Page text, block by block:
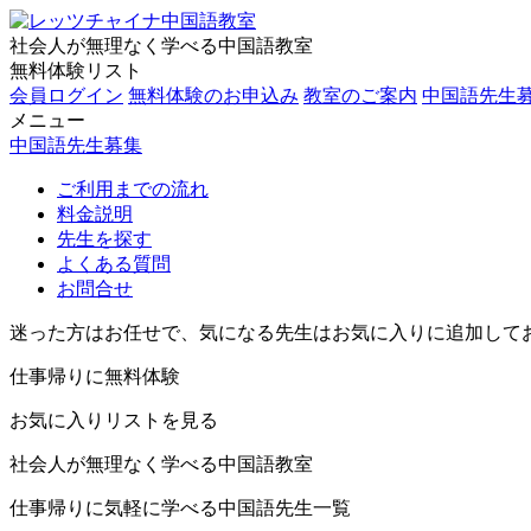
社会人が無理なく学べる中国語教室
無料体験リスト
会員ログイン 無料体験のお申込み 教室のご案内 中国語先生
メニュー
中国語先生募集
ご利用までの流れ
料金説明
先生を探す
よくある質問
お問合せ
迷った方はお任せで、気になる先生はお気に入りに追加して
仕事帰りに無料体験
お気に入りリストを見る
社会人が無理なく学べる中国語教室
仕事帰りに気軽に学べる中国語先生一覧